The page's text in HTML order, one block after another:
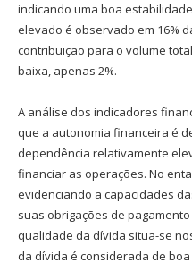
indicando uma boa
elevado é observado em 16%
contribuição para o volume
baixa, apenas 2%.
A análise dos indicadores
que a autonomia financeira é
dependência relativamente
financiar as operações. No
evidenciando a capacidades
suas obrigações de
qualidade da dívida situa-se
da dívida é considerada de